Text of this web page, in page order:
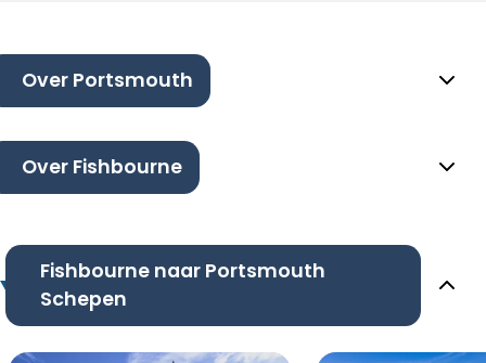
Over Portsmouth
Over Fishbourne
Fishbourne naar Portsmouth
Schepen